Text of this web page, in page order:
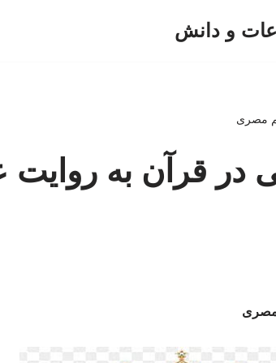
و دانش
مصری
در قرآن به روایت
مصری